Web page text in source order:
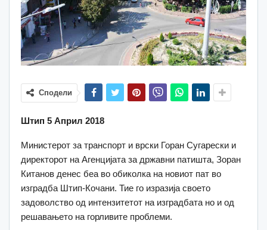
Сподели
Штип 5 Април 2018
Министерот за транспорт и врски Горан Сугарески и
директорот на Агенцијата за државни патишта, Зоран
Китанов денес беа во обиколка на новиот пат во
изградба Штип-Кочани. Тие го изразија своето
задоволство од интензитетот на изградбата но и од
решавањето на горливите проблеми.